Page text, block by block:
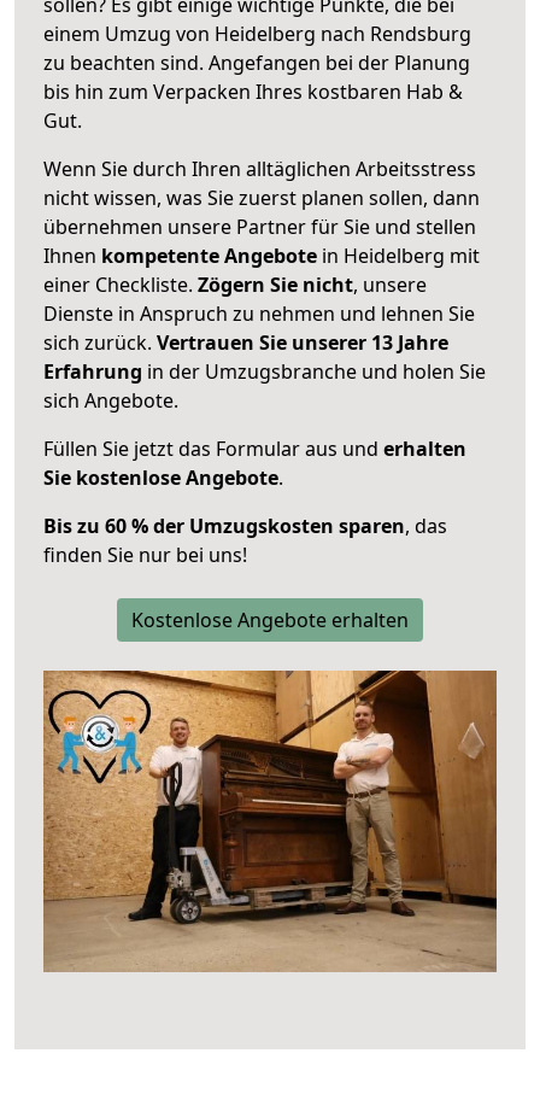
einem Umzug von Heidelberg nach Rendsburg
zu beachten sind. Angefangen bei der Planung
bis hin zum Verpacken Ihres kostbaren Hab &
Gut.
Wenn Sie durch Ihren alltäglichen Arbeitsstress
nicht wissen, was Sie zuerst planen sollen, dann
übernehmen unsere Partner für Sie und stellen
Ihnen kompetente Angebote in Heidelberg mit
einer Checkliste. Zögern Sie nicht, unsere
Dienste in Anspruch zu nehmen und lehnen Sie
sich zurück. Vertrauen Sie unserer 13 Jahre
Erfahrung in der Umzugsbranche und holen Sie
sich Angebote.
Füllen Sie jetzt das Formular aus und erhalten
Sie kostenlose Angebote.
Bis zu 60 % der Umzugskosten sparen, das
finden Sie nur bei uns!
Kostenlose Angebote erhalten